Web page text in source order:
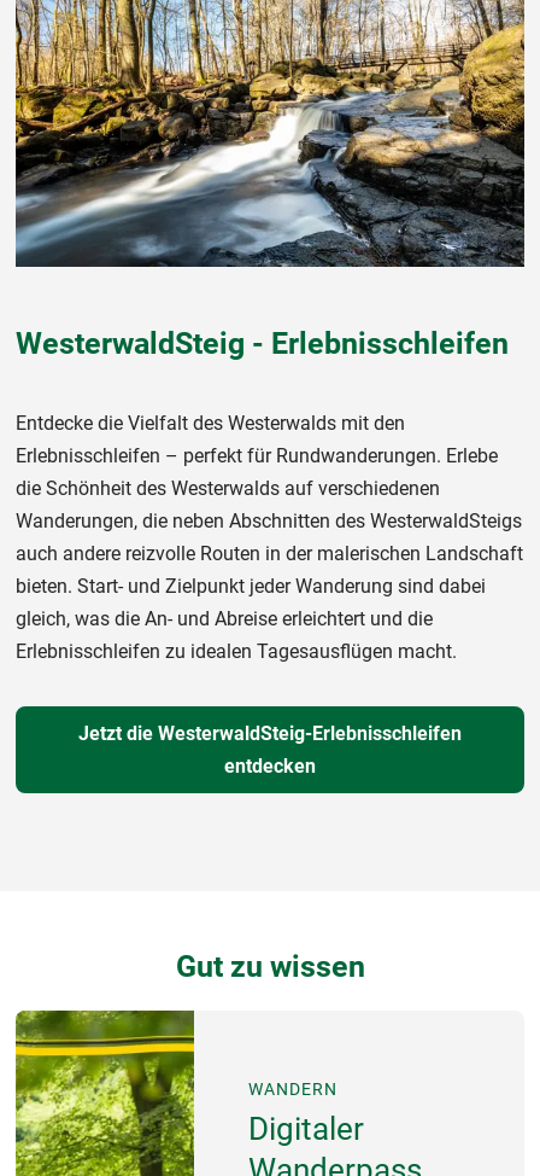
WesterwaldSteig - Erlebnisschleifen
Entdecke die Vielfalt des Westerwalds mit den
Erlebnisschleifen – perfekt für Rundwanderungen. Erlebe
die Schönheit des Westerwalds auf verschiedenen
Wanderungen, die neben Abschnitten des WesterwaldSteigs
auch andere reizvolle Routen in der malerischen Landschaft
bieten. Start- und Zielpunkt jeder Wanderung sind dabei
gleich, was die An- und Abreise erleichtert und die
Erlebnisschleifen zu idealen Tagesausflügen macht.
Jetzt die WesterwaldSteig-Erlebnisschleifen
entdecken
Gut zu wissen
WANDERN
Digitaler